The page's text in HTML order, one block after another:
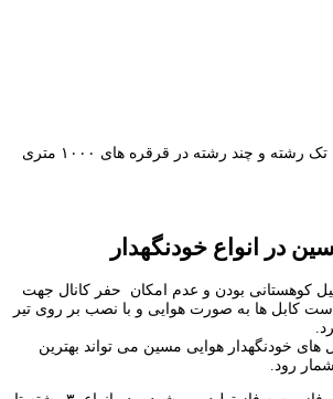
موجود بوده و به صورت تک رشته و چند رشته در قرقره های ۱۰۰۰ متری
در انواع خودنگهدار
کوهستانی بودن و عدم امکان حفر کانال جهت
کابل ها به صورت هوایی و با نصب بر روی تیر
های خودنگهدار هوایی مسین می تواند بهترین
رود.